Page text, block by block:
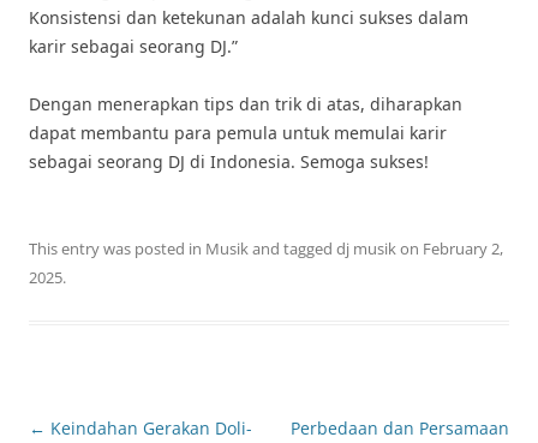
Konsistensi dan ketekunan adalah kunci sukses dalam
karir sebagai seorang DJ.”
Dengan menerapkan tips dan trik di atas, diharapkan
dapat membantu para pemula untuk memulai karir
sebagai seorang DJ di Indonesia. Semoga sukses!
This entry was posted in Musikand tagged dj musikon February 2,
2025.
Post
← Keindahan Gerakan Doli-
Perbedaan dan Persamaan